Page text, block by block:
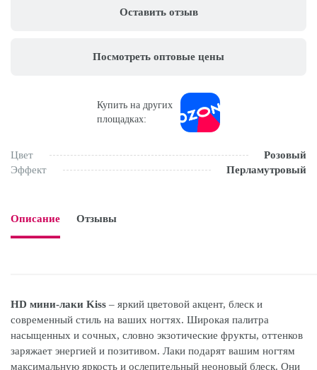
Оставить отзыв
Посмотреть оптовые цены
Купить на других
площадках:
Цвет
Розовый
Эффект
Перламутровый
Описание Отзывы
HD мини-лаки Kiss – яркий цветовой акцент, блеск и
современный стиль на ваших ногтях. Широкая палитра
насыщенных и сочных, словно экзотические фрукты, оттенков
заряжает энергией и позитивом. Лаки подарят вашим ногтям
максимальную яркость и ослепительный неоновый блеск. Они